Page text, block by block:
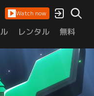
Watch now
レンタル 無料